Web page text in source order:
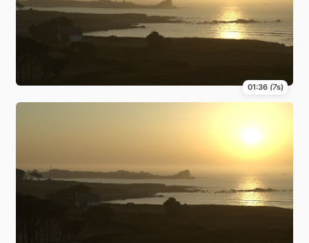
01:36 (7s)